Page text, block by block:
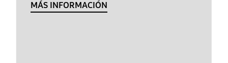
MÁS INFORMACIÓN